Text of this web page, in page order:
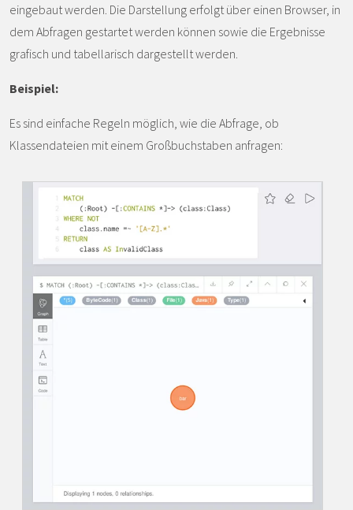
eingebaut werden. Die Darstellung erfolgt über einen Browser, in
dem Abfragen gestartet werden können sowie die Ergebnisse
grafisch und tabellarisch dargestellt werden.
Beispiel:
Es sind einfache Regeln möglich, wie die Abfrage, ob
Klassendateien mit einem Großbuchstaben anfragen: